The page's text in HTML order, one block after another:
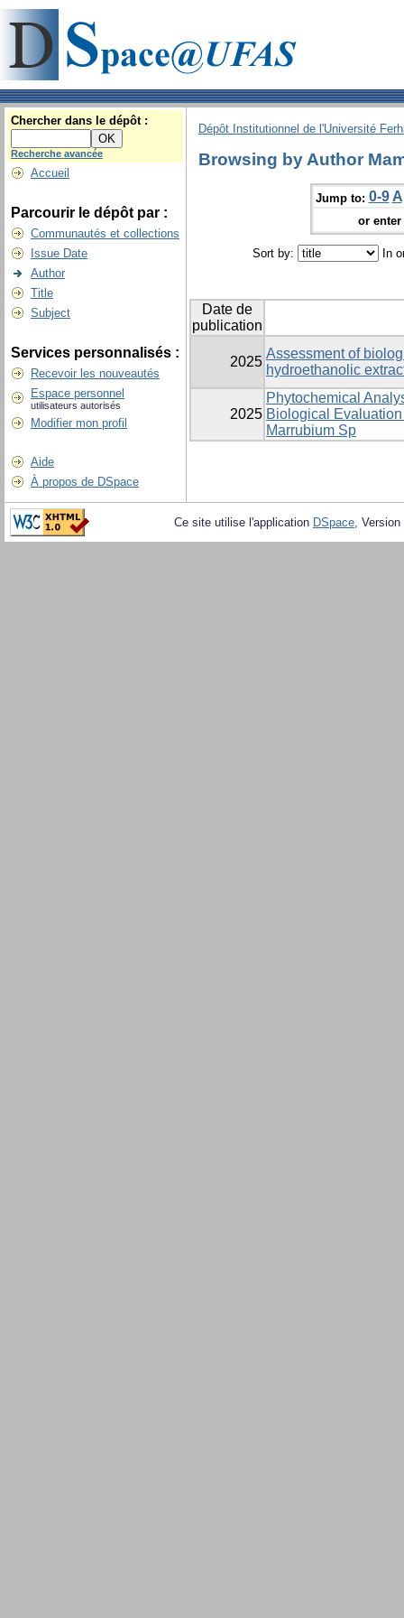
Chercher dans le dépôt :
Recherche avancée
Accueil
Parcourir le dépôt par :
Communautés et collections
Issue Date
Author
Title
Subject
Services personnalisés :
Recevoir les nouveautés
Espace personnel
utilisateurs autorisés
Modifier mon profil
Aide
À propos de DSpace
Dépôt Institutionnel de l'Université
Browsing by Author
Jump to: 0-9 A
or
Sort by: In
Date de
publication
2025
Assessment of
hydroethanolic
2025
Phytochemical
Biological
Marrubium Sp
Ce site utilise l'application DSpace,